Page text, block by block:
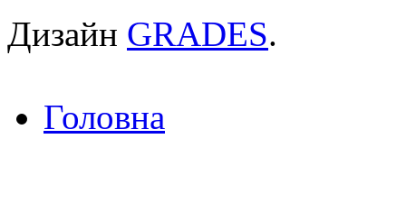
Дизайн GRADES.
Головна